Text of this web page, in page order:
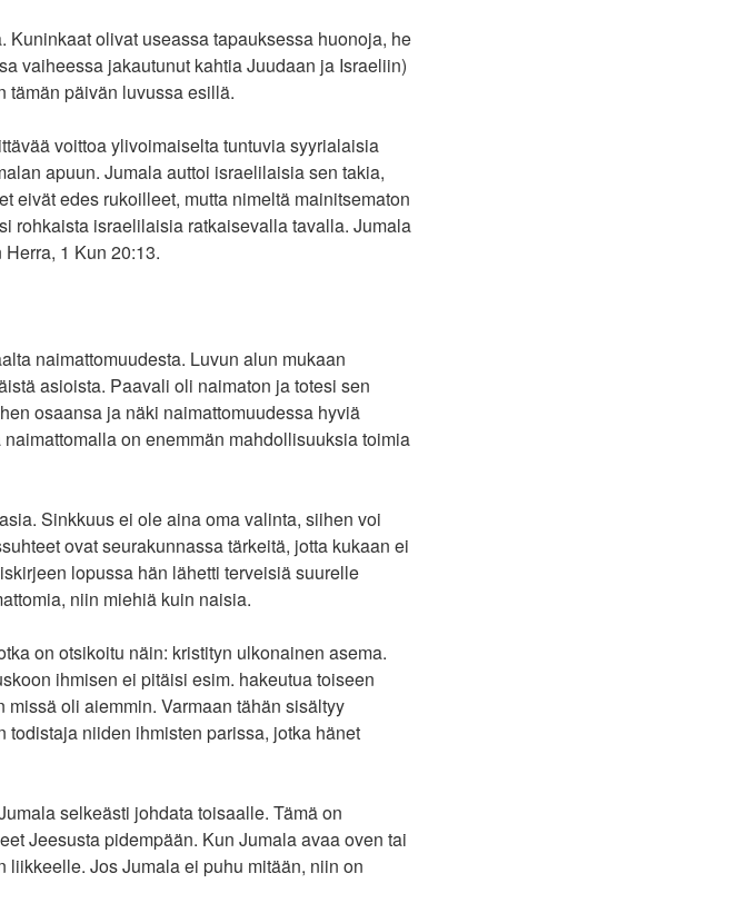
olivat useassa tapauksessa huonoja, he
vaiheessa jakautunut kahtia Juudaan ja Israeliin)
tämän päivän luvussa esillä.
voittoa ylivoimaiselta tuntuvia syyrialaisia
apuun. Jumala auttoi israelilaisia sen takia,
eivät edes rukoilleet, mutta nimeltä mainitsematon
rohkaista israelilaisia ratkaisevalla tavalla. Jumala
1 Kun 20:13.
naimattomuudesta. Luvun alun mukaan
asioista. Paavali oli naimaton ja totesi sen
osaansa ja näki naimattomuudessa hyviä
on enemmän mahdollisuuksia toimia
Sinkkuus ei ole aina oma valinta, siihen voi
ovat seurakunnassa tärkeitä, jotta kukaan ei
lopussa hän lähetti terveisiä suurelle
niin miehiä kuin naisia.
on otsikoitu näin: kristityn ulkonainen asema.
ihmisen ei pitäisi esim. hakeutua toiseen
oli aiemmin. Varmaan tähän sisältyy
niiden ihmisten parissa, jotka hänet
selkeästi johdata toisaalle. Tämä on
Jeesusta pidempään. Kun Jumala avaa oven tai
Jos Jumala ei puhu mitään, niin on